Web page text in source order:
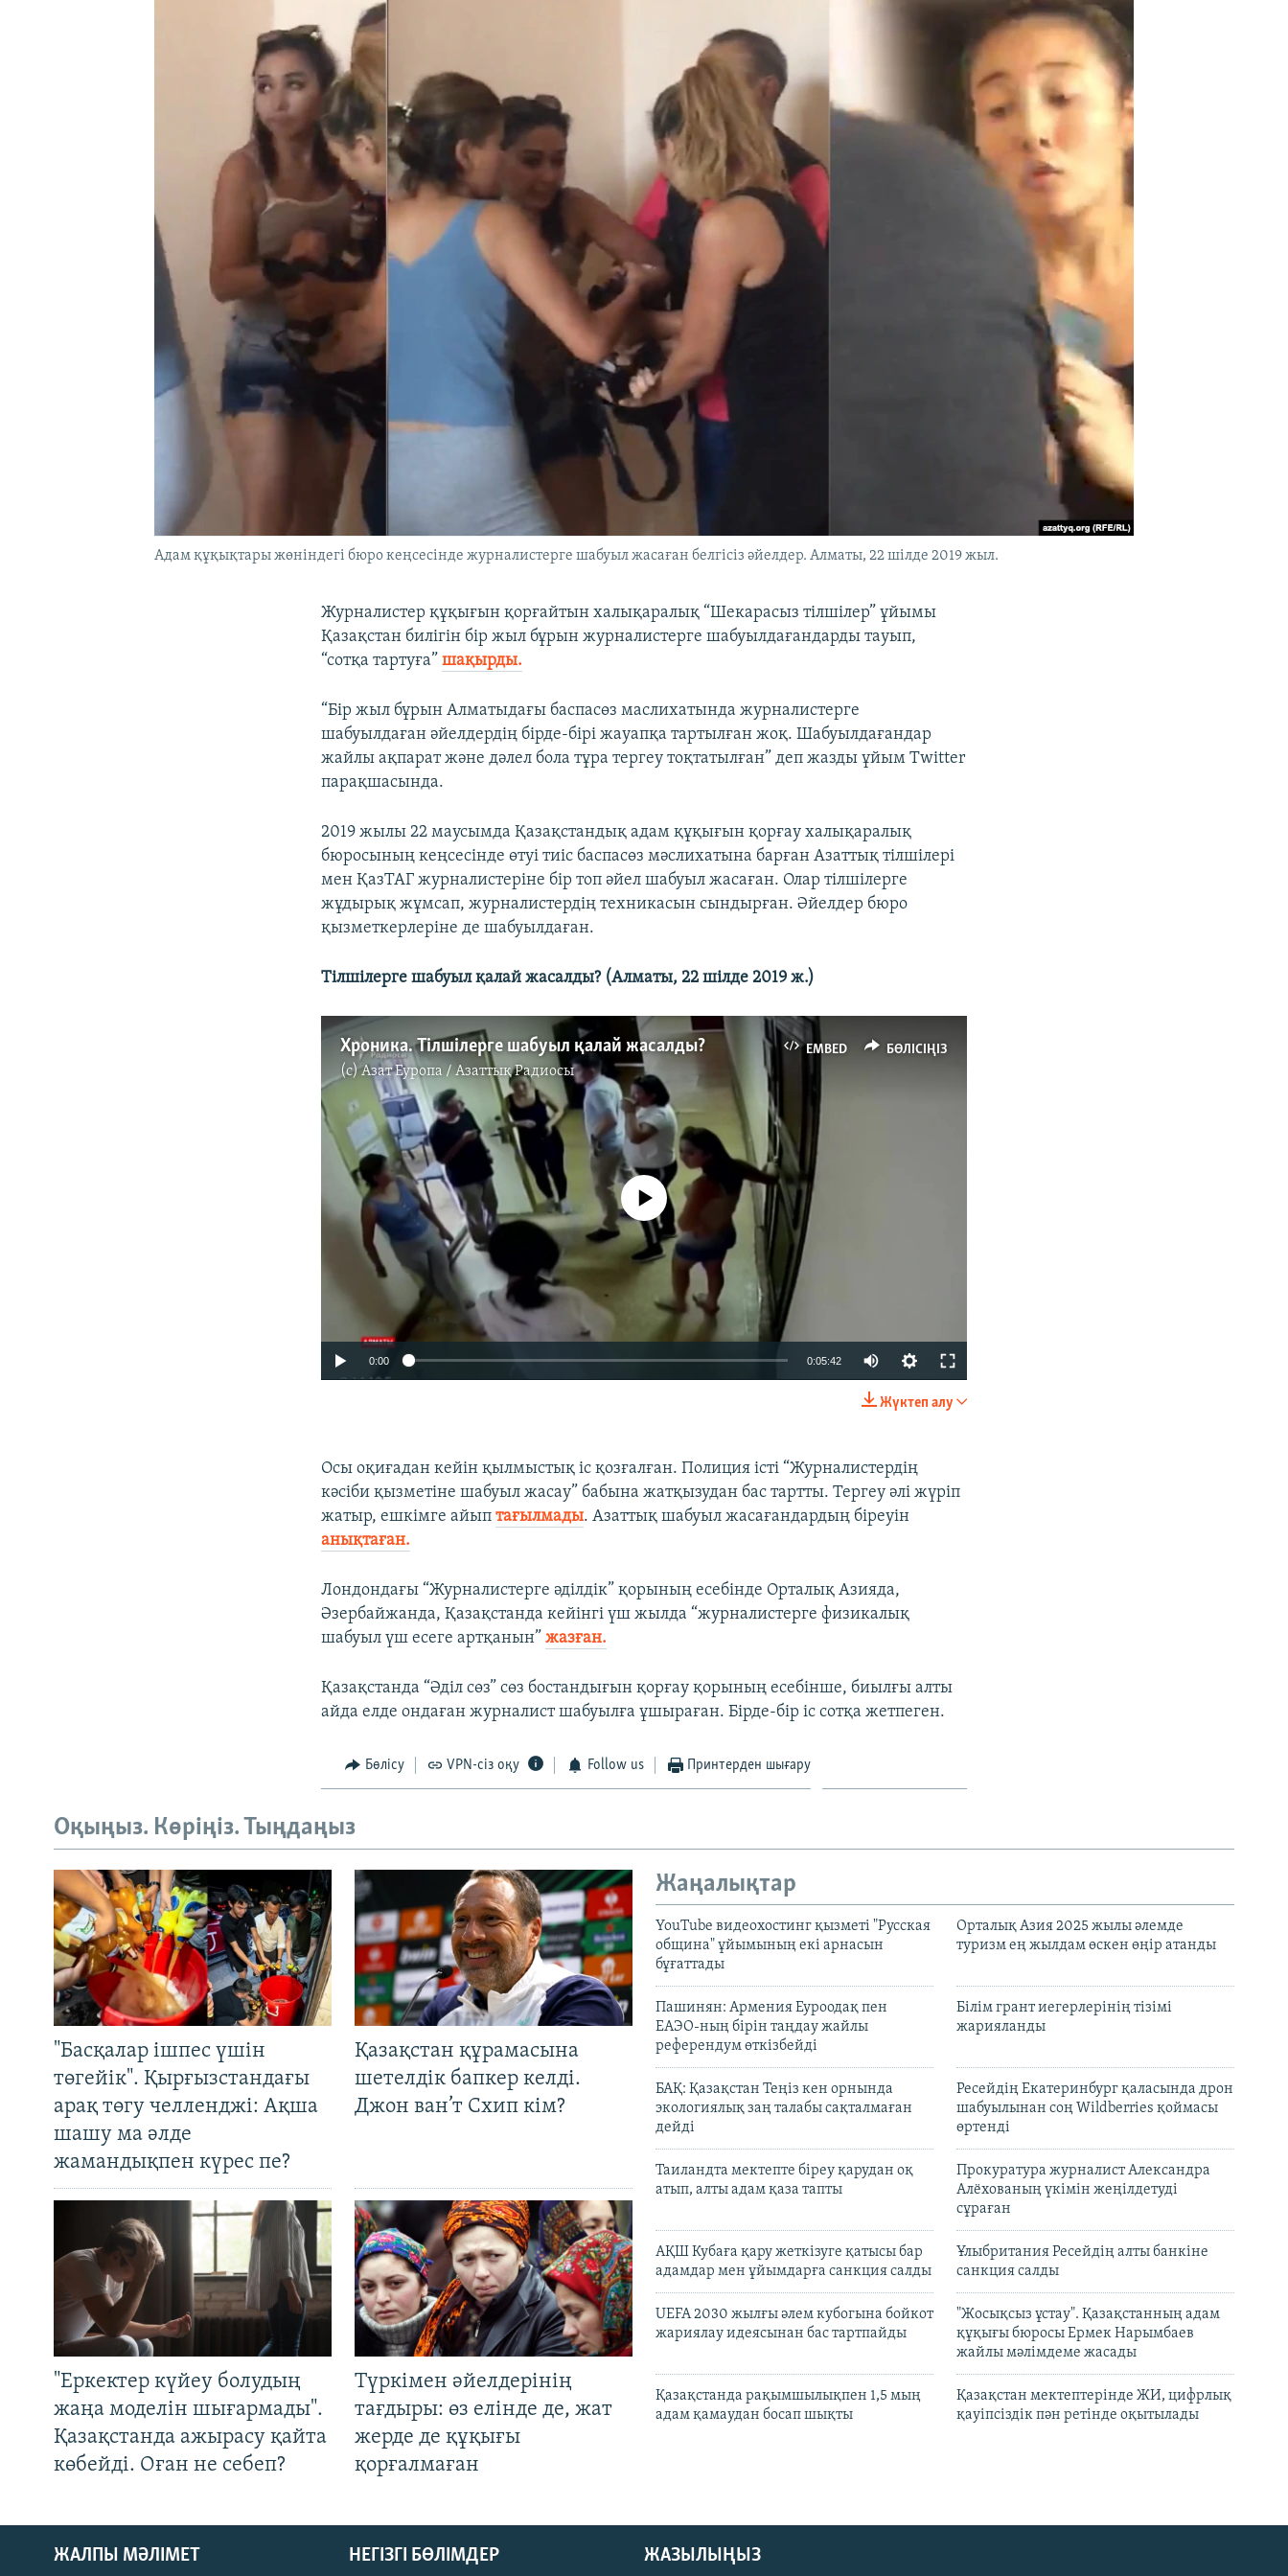
Адам құқықтары жөніндегі бюро кеңсесінде журналистерге шабуыл жасаған белгісіз әйелдер. Алматы, 22 шілде 2019 жыл.
Журналистер құқығын қорғайтын халықаралық “Шекарасыз тілшілер” ұйымы
Қазақстан билігін бір жыл бұрын журналистерге шабуылдағандарды тауып,
“сотқа тартуға”шақырды.
“Бір жыл бұрын Алматыдағы баспасөз маслихатында журналистерге
шабуылдаған әйелдердің бірде-бірі жауапқа тартылған жоқ. Шабуылдағандар
жайлы ақпарат және дәлел бола тұра тергеу тоқтатылған” деп жазды ұйым Twitter
парақшасында.
2019 жылы 22 маусымда Қазақстандық адам құқығын қорғау халықаралық
бюросының кеңсесінде өтуі тиіс баспасөз мәслихатына барған Азаттық тілшілері
мен ҚазТАГ журналистеріне бір топ әйел шабуыл жасаған. Олар тілшілерге
жұдырық жұмсап, журналистердің техникасын сындырған. Әйелдер бюро
қызметкерлеріне де шабуылдаған.
Тілшілерге шабуыл қалай жасалды? (Алматы, 22 шілде 2019 ж.)
EMBED БӨЛІСІҢІЗ
Хроника. Тілшілерге шабуыл қалай жасалды?
(c)Азат Еуропа / Азаттық Радиосы
БӨЛІСІҢІЗ
No media source currently available
0:00 0:05:42
Жүктеп алу
Осы оқиғадан кейін қылмыстық іс қозғалған. Полиция істі “Журналистердің
кәсіби қызметіне шабуыл жасау” бабына жатқызудан бас тартты. Тергеу әлі жүріп
жатыр, ешкімге айыптағылмады. Азаттық шабуыл жасағандардың біреуін
анықтаған.
Лондондағы “Журналистерге әділдік” қорының есебінде Орталық Азияда,
Әзербайжанда, Қазақстанда кейінгі үш жылда “журналистерге физикалық
шабуыл үш есеге артқанын”жазған.
Қазақстанда “Әділ сөз” сөз бостандығын қорғау қорының есебінше, биылғы алты
айда елде ондаған журналист шабуылға ұшыраған. Бірде-бір іс сотқа жетпеген.
Бөлісу VPN-сіз оқу Follow us Принтерден шығару
Оқыңыз. Көріңіз. Тыңдаңыз
"Басқалар ішпес үшін
төгейік". Қырғызстандағы
арақ төгу челленджі: Ақша
шашу ма әлде
жамандықпен күрес пе?
Қазақстан құрамасына
шетелдік бапкер келді.
Джон ван’т Схип кім?
"Еркектер күйеу болудың
жаңа моделін шығармады".
Қазақстанда ажырасу қайта
көбейді. Оған не себеп?
Түркімен әйелдерінің
тағдыры: өз елінде де, жат
жерде де құқығы
қорғалмаған
Жаңалықтар
YouTube видеохостинг қызметі "Русская
община" ұйымының екі арнасын
бұғаттады
Орталық Азия 2025 жылы әлемде
туризм ең жылдам өскен өңір атанды
Пашинян: Армения Еуроодақ пен
ЕАЭО-ның бірін таңдау жайлы
референдум өткізбейді
Білім грант иегерлерінің тізімі
жарияланды
БАҚ: Қазақстан Теңіз кен орнында
экологиялық заң талабы сақталмаған
дейді
Ресейдің Екатеринбург қаласында дрон
шабуылынан соң Wildberries қоймасы
өртенді
Таиландта мектепте біреу қарудан оқ
атып, алты адам қаза тапты
Прокуратура журналист Александра
Алёхованың үкімін жеңілдетуді
сұраған
АҚШ Кубаға қару жеткізуге қатысы бар
адамдар мен ұйымдарға санкция салды
Ұлыбритания Ресейдің алты банкіне
санкция салды
UEFA 2030 жылғы әлем кубогына бойкот
жариялау идеясынан бас тартпайды
"Жосықсыз ұстау". Қазақстанның адам
құқығы бюросы Ермек Нарымбаев
жайлы мәлімдеме жасады
Қазақстанда рақымшылықпен 1,5 мың
адам қамаудан босап шықты
Қазақстан мектептерінде ЖИ, цифрлық
қауіпсіздік пән ретінде оқытылады
ЖАЗЫЛЫҢЫЗ
ЖАЛПЫ МӘЛІМЕТ НЕГІЗГІ БӨЛІМДЕР